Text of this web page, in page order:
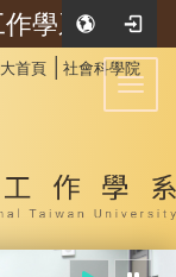
學系
首頁 社會科學院